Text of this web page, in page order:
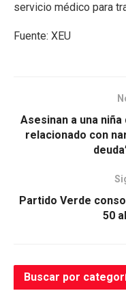
servicio médico para
Fuente: XEU
Asesinan a una
relacionado con
Partido Verde
50
Buscar por